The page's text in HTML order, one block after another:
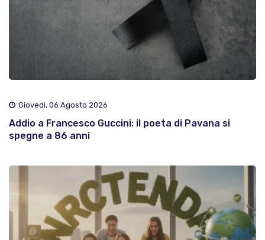
Giovedì, 06 Agosto 2026
Addio a Francesco Guccini: il poeta di Pavana si
spegne a 86 anni